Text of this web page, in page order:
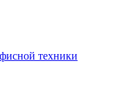
техники